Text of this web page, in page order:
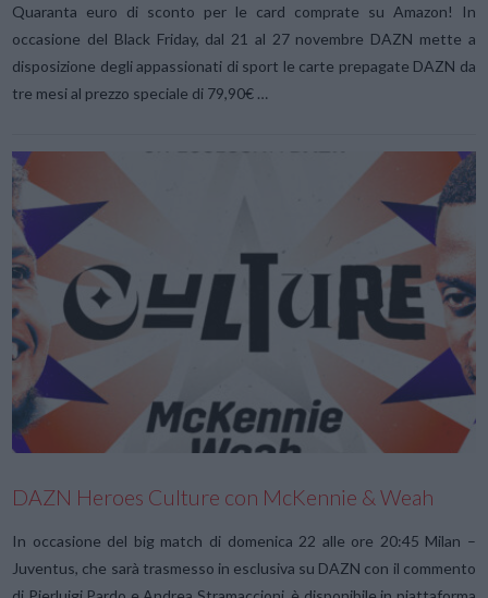
VIEW POST
Quaranta euro di sconto per le card comprate su Amazon! In
occasione del Black Friday, dal 21 al 27 novembre DAZN mette a
disposizione degli appassionati di sport le carte prepagate DAZN da
tre mesi al prezzo speciale di 79,90€ …
DAZN Heroes Culture con McKennie & Weah
In occasione del big match di domenica 22 alle ore 20:45 Milan –
Juventus, che sarà trasmesso in esclusiva su DAZN con il commento